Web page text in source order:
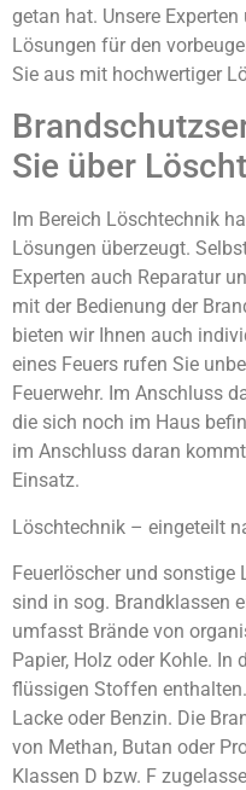
getan hat. Unsere
Lösungen für den
Sie aus mit hochwertiger
Sie über
Im Bereich Löschtechnik
Lösungen überzeugt.
Experten auch Reparatur
mit der Bedienung der
bieten wir Ihnen auch
eines Feuers rufen Sie
Feuerwehr. Im Anschluss
die sich noch im Haus
im Anschluss daran
Einsatz.
Löschtechnik – eingeteilt
Feuerlöscher und
sind in sog. Brandklassen
umfasst Brände von
Papier, Holz oder Kohle. In
flüssigen Stoffen
Lacke oder Benzin. Die
von Methan, Butan oder
Klassen D bzw. F